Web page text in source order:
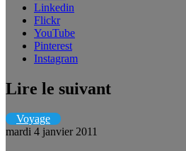
Linkedin
Flickr
YouTube
Pinterest
Instagram
Lire le suivant
Voyage
mardi 4 janvier 2011